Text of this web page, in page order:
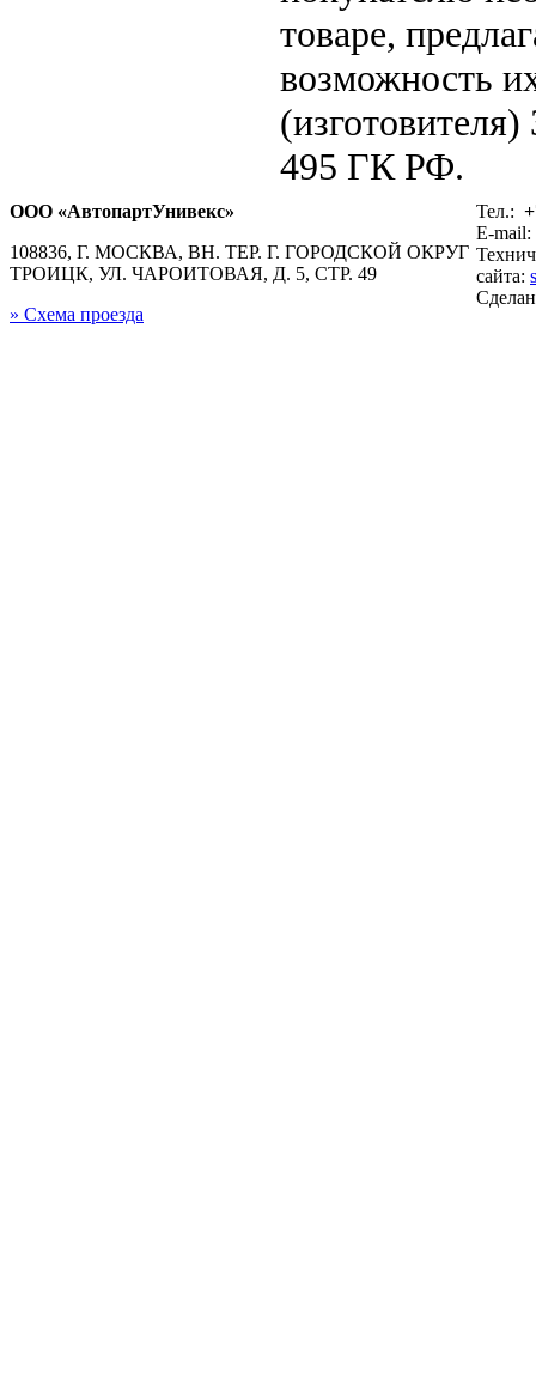
товаре,
возможность
495 ГК РФ.
ООО «АвтопартУнивекс»
108836, Г. МОСКВА, ВН. ТЕР. Г. ГОРОДСКОЙ ОКРУГ
ТРОИЦК, УЛ. ЧАРОИТОВАЯ, Д. 5, СТР. 49
» Схема проезда
Тел.:
E-mail:
сайта: